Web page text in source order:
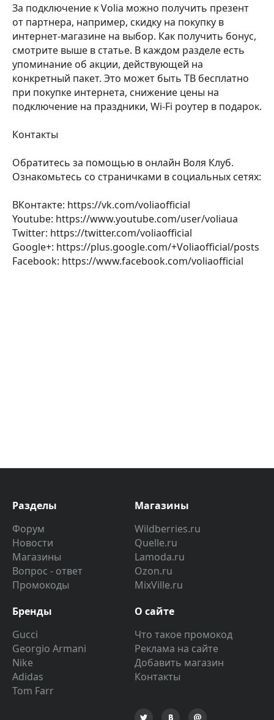
За подключение к Volia можно получить презент
от партнера, например, скидку на покупку в
интернет-магазине на выбор. Как получить бонус,
смотрите выше в статье. В каждом разделе есть
упоминание об акции, действующей на
конкретный пакет. Это может быть ТВ бесплатно
при покупке интернета, снижение цены на
подключение на праздники, Wi-Fi роутер в подарок.
Контакты
Обратитесь за помощью в онлайн Воля Клуб.
Ознакомьтесь со страничками в социальных сетях:
ВКонтакте: https://vk.com/voliaofficial
Youtube: https://www.youtube.com/user/voliaua
Twitter: https://twitter.com/voliaofficial
Google+: https://plus.google.com/+Voliaofficial/posts
Facebook: https://www.facebook.com/voliaofficial
Разделы
Форум
Новости
Магазины
Вопрос - ответ
Промокоды
Магазины
Wildberries.ru
Quelle.ru
Lamoda.ru
Ozon.ru
MixVille.ru
Бренды
Gucci
Georgio Armani
Nike
Adidas
Tom Farr
О сайте
Что такое промокод
Реклама на сайте
Добавить магазин
Контакты